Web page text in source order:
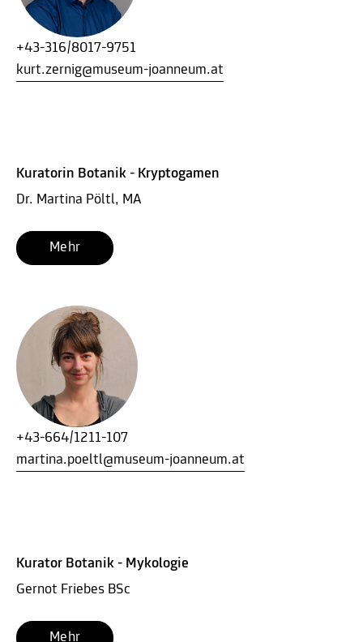
+43-316/8017-9751
kurt.zernig@museum-joanneum.at
Kuratorin Botanik - Kryptogamen
Dr. Martina Pöltl, MA
Mehr
+43-664/1211-107
martina.poeltl@museum-joanneum.at
Kurator Botanik - Mykologie
Gernot Friebes BSc
Mehr